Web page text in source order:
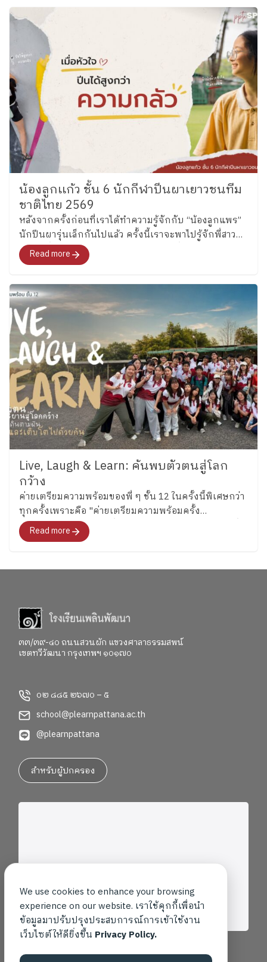
น้องลูกเเก้ว ชั้น 6 นักกีฬาปีนผาเยาวชนทีม
ชาติไทย 2569
หลังจากครั้งก่อนที่เราได้ทำความรู้จักกับ “น้องลูกแพร”
นักปีนผารุ่นเล็กกันไปแล้ว ครั้งนี้เราจะพาไปรู้จักพี่สาว
คนโต ซึ่งล่าสุดได้รับการคัดเลือกเป็นหนึ่งในนักกีฬาปีน
ผาเยาวชนทีมชาติไทย รุ่นอายุไม่เกิน 13 ปี ประเภท
เรือนงาม นักเรียนชั้น 6 โรงเรียนเพลินพัฒนา
Read more
Live, Laugh & Learn: ค้นพบตัวตนสู่โลก
กว้าง
ค่ายเตรียมความพร้อมของพี่ ๆ ชั้น 12 ในครั้งนี้พิเศษกว่า
ทุกครั้งเพราะคือ "ค่ายเตรียมความพร้อมครั้ง
สุดท้าย"สำหรับอนาคตที่พวกเขากำลังจะก้าวไปเผชิญที่
จะพาทุกคนไปสำรวจอารมณ์ ความรู้สึก และค้นหาคำ
Read more
๓๓/๓๙-๔๐ ถนนสวนผัก แขวงศาลาธรรมสพน์
เขตทวีวัฒนา กรุงเทพฯ ๑๐๑๗๐
๐๒ ๘๘๕ ๒๖๗๐ – ๕
school@plearnpattana.ac.th
@plearnpattana
สำหรับผู้ปกครอง
We use cookies to enhance your browsing
experience on our website. เราใช้คุกกี้เพื่อนำ
ข้อมูลมาปรับปรุงประสบการณ์การเข้าใช้งาน
เว็บไซต์ให้ดียิ่งขึ้น Privacy Policy.